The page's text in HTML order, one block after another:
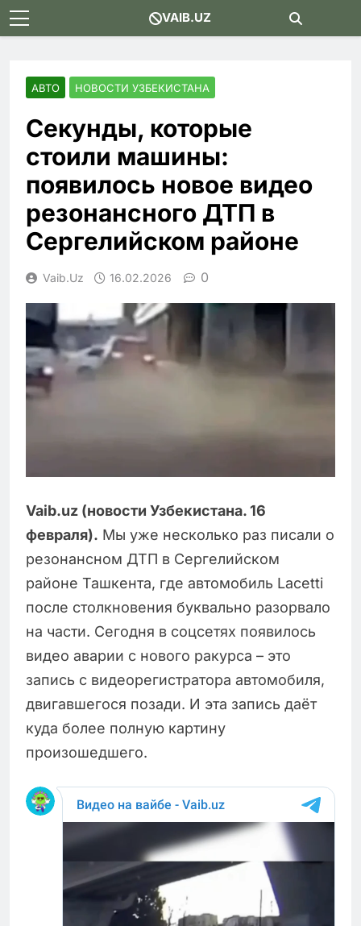
Skip
to
VAIB.UZ
АВТО НОВОСТИ УЗБЕКИСТАНА
Секунды, которые
стоили машины:
появилось новое видео
резонансного ДТП в
Сергелийском районе
Vaib.uz 16.02.2026 0
Vaib.uz (новости Узбекистана. 16
февраля). Мы уже несколько раз писали о
резонансном ДТП в Сергелийском
районе Ташкента, где автомобиль Lacetti
после столкновения буквально разорвало
на части. Сегодня в соцсетях появилось
видео аварии с нового ракурса – это
запись с видеорегистратора автомобиля,
двигавшегося позади. И эта запись даёт
куда более полную картину
произошедшего.